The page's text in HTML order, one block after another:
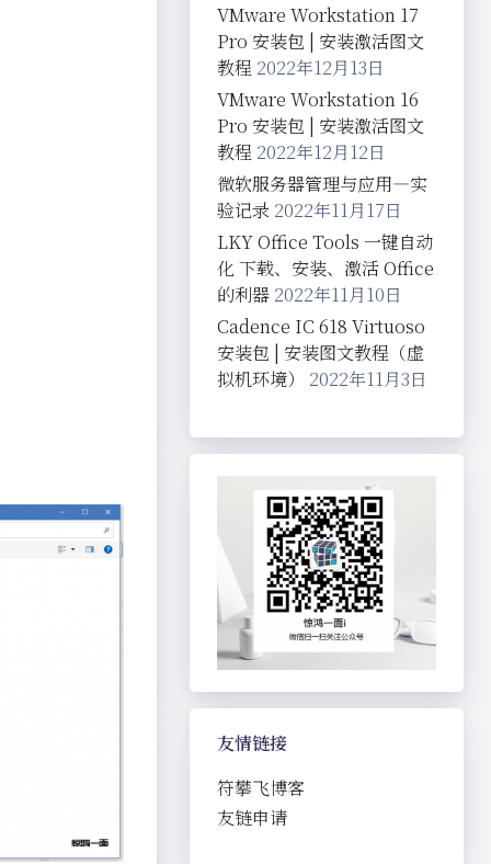
VMware Workstation 17
Pro 安装包 | 安装激活图文
教程 2022年12月13日
VMware Workstation 16
Pro 安装包 | 安装激活图文
教程 2022年12月12日
微软服务器管理与应用—实
验记录 2022年11月17日
LKY Office Tools 一键自动
化 下载、安装、激活 Office
的利器 2022年11月10日
Cadence IC 618 Virtuoso
安装包 | 安装图文教程（虚
拟机环境）
2022年11月3日
友情链接
符攀飞博客
友链申请